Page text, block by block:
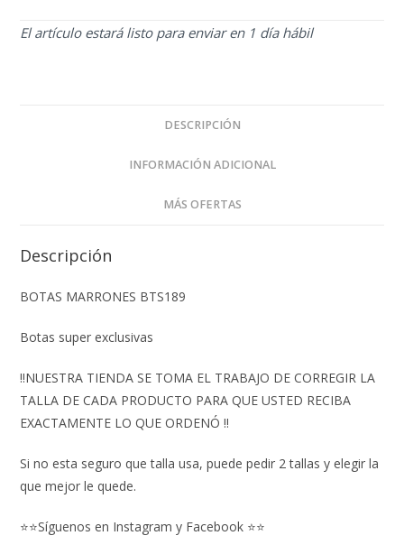
El artículo estará listo para enviar en 1 día hábil
DESCRIPCIÓN
INFORMACIÓN ADICIONAL
MÁS OFERTAS
Descripción
BOTAS MARRONES BTS189
Botas super exclusivas
‼️NUESTRA TIENDA SE TOMA EL TRABAJO DE CORREGIR LA
TALLA DE CADA PRODUCTO PARA QUE USTED RECIBA
EXACTAMENTE LO QUE ORDENÓ ‼️
Si no esta seguro que talla usa, puede pedir 2 tallas y elegir la
que mejor le quede.
⭐⭐Síguenos en Instagram y Facebook ⭐⭐